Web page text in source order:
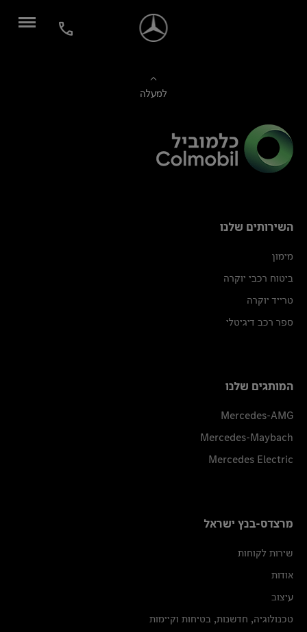
למעלה
השירותים שלנו
מימון
ביטוח רכבי יוקרה
טרייד יוקרה
ספר רכב דיגיטלי
המותגים שלנו
Mercedes-AMG
Mercedes-Maybach
Mercedes Electric
מרצדס-בנץ ישראל
שירות לקוחות
אודות
עיצוב
טכנולוגיה, חדשנות, בטיחות וקיימות